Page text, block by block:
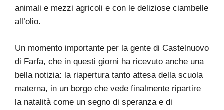
animali e mezzi agricoli e con le deliziose ciambelle
all’olio.
Un momento importante per la gente di Castelnuovo
di Farfa, che in questi giorni ha ricevuto anche una
bella notizia: la riapertura tanto attesa della scuola
materna, in un borgo che vede finalmente ripartire
la natalità come un segno di speranza e di